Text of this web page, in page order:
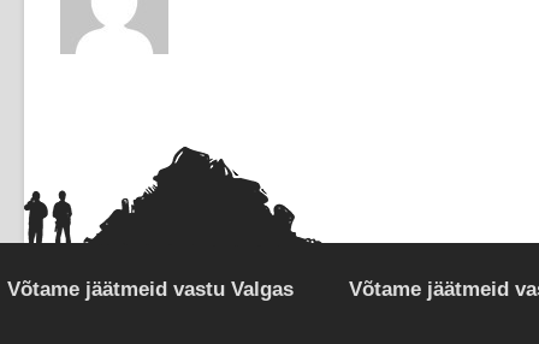
Võtame jäätmeid vastu Valgas Võtame jäätmeid